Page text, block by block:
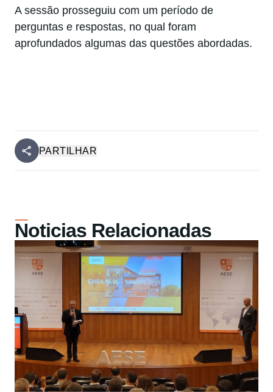
PARTILHAR
A sessão prosseguiu com um período de
perguntas e respostas, no qual foram
aprofundados algumas das questões abordadas.
Noticias Relacionadas